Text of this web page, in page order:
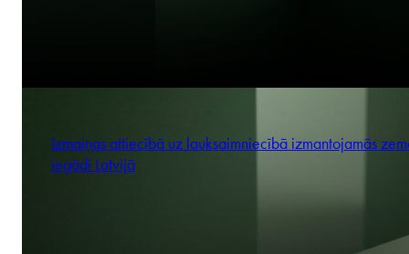
Izmaiņas attiecībā uz lauksaimniecībā izmantojamās
iegādi Latvijā